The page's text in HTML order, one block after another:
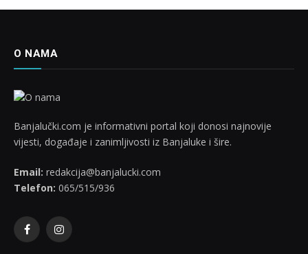
O NAMA
Banjalučki.com je informativni portal koji donosi najnovije
vijesti, događaje i zanimljivosti iz Banjaluke i šire.
Email: redakcija@banjalucki.com
Telefon: 065/515/936
FacebookInstagram